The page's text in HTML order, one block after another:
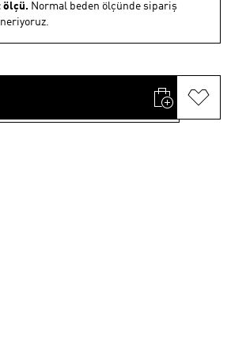
ölçü. Normal beden ölçünde sipariş